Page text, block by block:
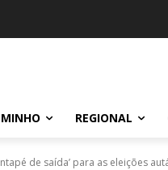
REGIONAL
de saída’ para as eleições